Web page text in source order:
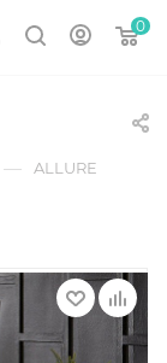
0
— ALLURE